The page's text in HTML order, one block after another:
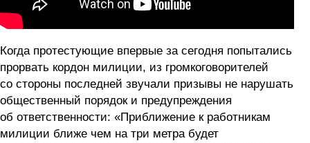
Когда протестующие впервые за сегодня попытались
прорвать кордон милиции, из громкоговорителей
со стороны последней звучали призывы не нарушать
общественный порядок и предупреждения
об ответственности: «Приближение к работникам
милиции ближе чем на три метра будет